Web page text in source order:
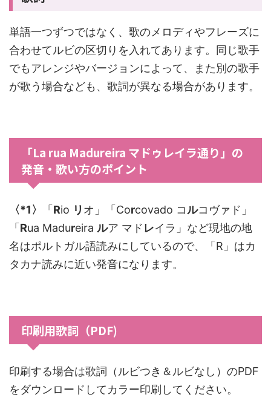
単語一つずつではなく、歌のメロディやフレーズに
合わせてルビの区切りを入れてあります。同じ歌手
でもアレンジやバージョンによって、また別の歌手
が歌う場合なども、歌詞が異なる場合があります。
「La rua Madureira マドゥレイラ通り」の
発音・歌い方のポイント
〈*1〉 「Rio リ オ」「Corcovado コルコヴァド」
「Rua Madureira ルア マドレイラ」など現地の地
名はポルトガル語読みにしているので、「R」はカ
タカナ読みに近い発音になります。
印刷用歌詞（PDF)
印刷する場合は歌詞（ルビつき＆ルビなし）のPDF
をダウンロードしてカラー印刷してください。